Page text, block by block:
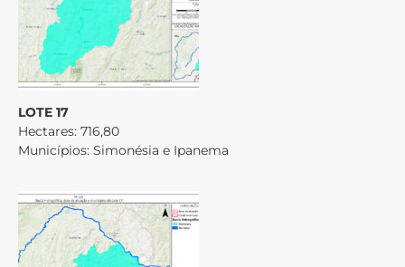
LOTE 17
Hectares: 716,80
Municípios: Simonésia e Ipanema